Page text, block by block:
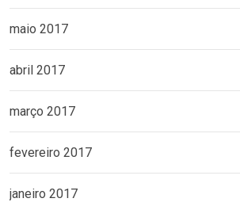
maio 2017
abril 2017
março 2017
fevereiro 2017
janeiro 2017